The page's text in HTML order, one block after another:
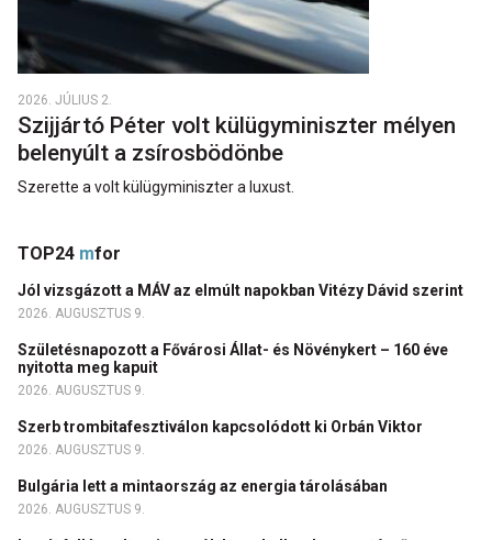
2026. JÚLIUS 2.
Szijjártó Péter volt külügyminiszter mélyen
belenyúlt a zsírosbödönbe
Szerette a volt külügyminiszter a luxust.
TOP24 mfor
Jól vizsgázott a MÁV az elmúlt napokban Vitézy Dávid szerint
2026. AUGUSZTUS 9.
Születésnapozott a Fővárosi Állat- és Növénykert – 160 éve
nyitotta meg kapuit
2026. AUGUSZTUS 9.
Szerb trombitafesztiválon kapcsolódott ki Orbán Viktor
2026. AUGUSZTUS 9.
Bulgária lett a mintaország az energia tárolásában
2026. AUGUSZTUS 9.